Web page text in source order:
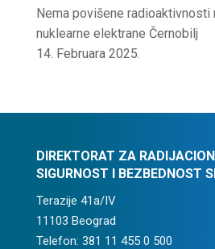
Nema povišene radioaktivnosti
nuklearne elektrane Černobilj
14. Februara 2025.
DIREKTORAT ZA
SIGURNOST I BEZBEDNOST
Terazije 41a/IV
11103 Beograd
Telefon: 381 11 455 0 500